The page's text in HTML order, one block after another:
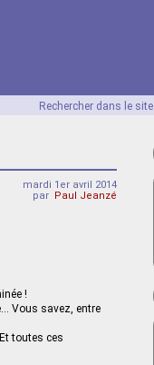
Rechercher dans le site
mardi 1er avril 2014
par Paul Jeanzé
!
Vous savez, entre
toutes ces